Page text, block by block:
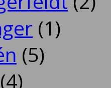
(1)
(5)
(4)